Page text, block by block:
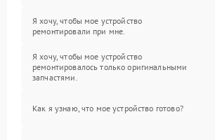
Я хочу, чтобы мое устройство
ремонтировали при мне.
Я хочу, чтобы мое устройство
ремонтировалось только оригинальными
запчастями.
Как я узнаю, что мое устройство готово?